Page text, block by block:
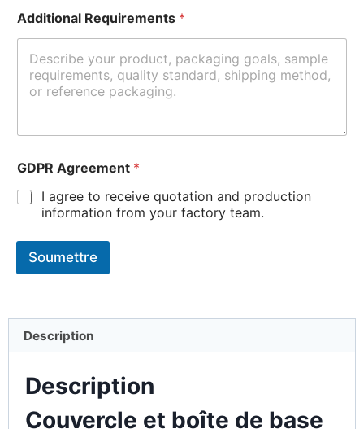
Additional Requirements *
GDPR Agreement *
I agree to receive quotation and production
information from your factory team.
Soumettre
Description
Description
Couvercle et boîte de base